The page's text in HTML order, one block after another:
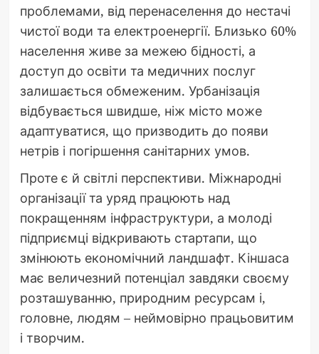
проблемами, від перенаселення до нестачі
чистої води та електроенергії. Близько 60%
населення живе за межею бідності, а
доступ до освіти та медичних послуг
залишається обмеженим. Урбанізація
відбувається швидше, ніж місто може
адаптуватися, що призводить до появи
нетрів і погіршення санітарних умов.
Проте є й світлі перспективи. Міжнародні
організації та уряд працюють над
покращенням інфраструктури, а молоді
підприємці відкривають стартапи, що
змінюють економічний ландшафт. Кіншаса
має величезний потенціал завдяки своєму
розташуванню, природним ресурсам і,
головне, людям – неймовірно працьовитим
і творчим.